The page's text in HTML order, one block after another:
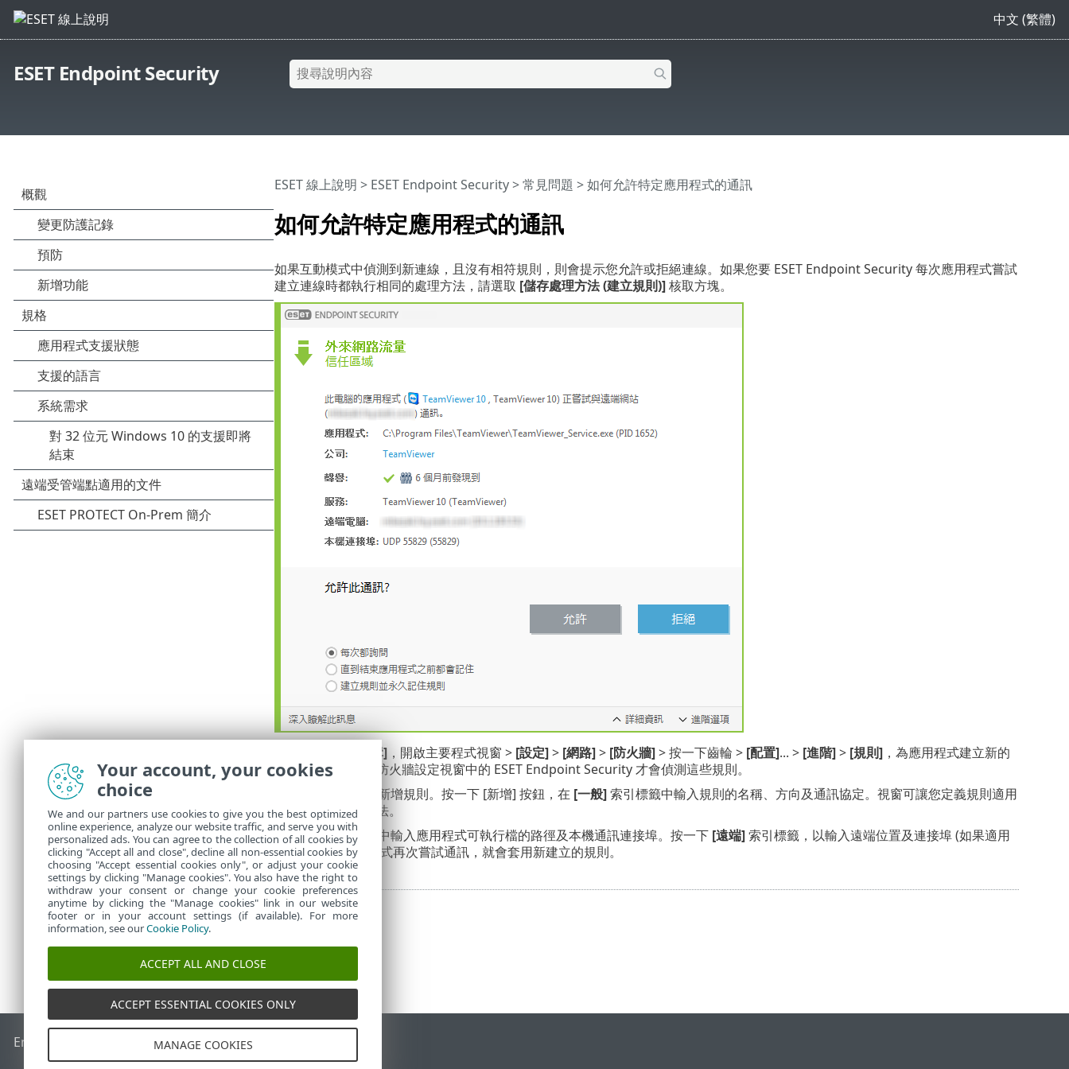
中文 (繁體)
ESET Endpoint Security
如何允許特定應用程式的通訊
ESET 線上說明 > ESET Endpoint Security>常見問題 > 如何允許特定應用程式的通訊
如果互動模式中偵測到新連線，且沒有相符規則，則會提示您允許或拒絕連線。如果您要 ESET Endpoint Security 每次應用程式嘗試
建立連線時都執行相同的處理方法，請選取 [儲存處理方法 (建立規則)]核取方塊。
[編輯]，開啟主要程式視窗 > [設定]> [網路]>[防火牆]> 按一下齒輪 > [配置]... > [進階]> [規則]，為應用程式建立新的
防火牆規則，之後防火牆設定視窗中的 ESET Endpoint Security 才會偵測這些規則。
以新增規則。按一下 [新增] 按鈕，在 [一般]索引標籤中輸入規則的名稱、方向及通訊協定。視窗可讓您定義規則適用
時要採取的處理方法。
在[本機]索引標籤中輸入應用程式可執行檔的路徑及本機通訊連接埠。按一下 [遠端]索引標籤，以輸入遠端位置及連接埠 (如果適用
的話)。一旦應用程式再次嘗試通訊，就會套用新建立的規則。
End of Life ESET 論壇 ESET Status Portal
Your account, your cookies
choice
We and our partners use cookies to give you the best optimized
online experience, analyze our website traffic, and serve you with
personalized ads. You can agree to the collection of all cookies by
clicking "Accept all and close", decline all non-essential cookies by
choosing "Accept essential cookies only", or adjust your cookie
settings by clicking "Manage cookies". You also have the right to
withdraw your consent or change your cookie preferences
anytime by clicking the "Manage cookies" link in our website
footer or in your account settings (if available). For more
information, see ourCookie Policy.
ACCEPT ALL AND CLOSE
ACCEPT ESSENTIAL COOKIES ONLY
MANAGE COOKIES